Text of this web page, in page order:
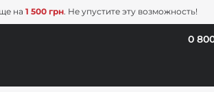
на1 500 грн. Не упустите эту возможность!
0